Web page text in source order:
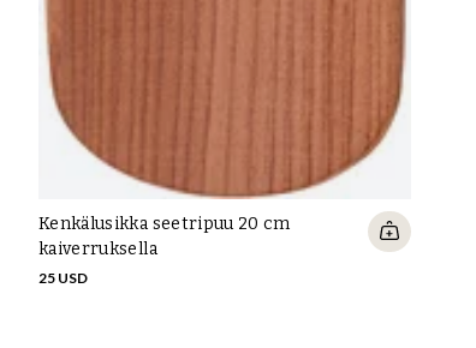
Kenkälusikka seetripuu 20 cm
kaiverruksella
25 USD